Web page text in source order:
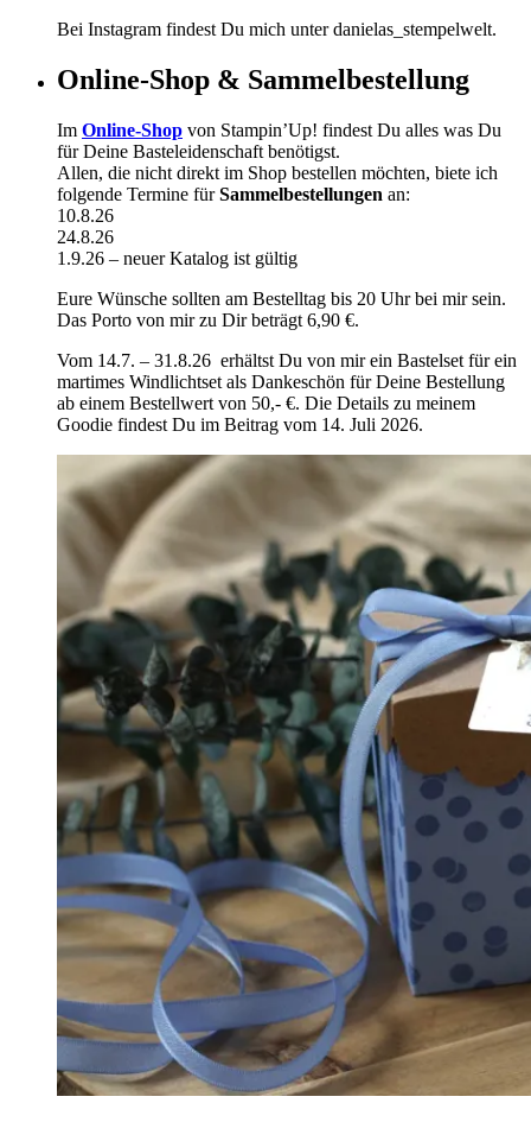
Bei Instagram findest Du mich unter danielas_stempelwelt.
Online-Shop & Sammelbestellung
Im Online-Shop von Stampin’Up! findest Du alles was Du
für Deine Basteleidenschaft benötigst.
Allen, die nicht direkt im Shop bestellen möchten, biete ich
folgende Termine fürSammelbestellungen an:
10.8.26
24.8.26
1.9.26 – neuer Katalog ist gültig
Eure Wünsche sollten am Bestelltag bis 20 Uhr bei mir sein.
Das Porto von mir zu Dir beträgt 6,90 €.
Vom 14.7. – 31.8.26 erhältst Du von mir ein Bastelset für ein
martimes Windlichtset als Dankeschön für Deine Bestellung
ab einem Bestellwert von 50,- €. Die Details zu meinem
Goodie findest Du im Beitrag vom 14. Juli 2026.